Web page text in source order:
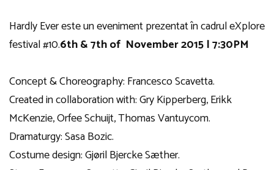
Hardly Ever este un eveniment prezentat în cadrul eXplore
festival #10.6th & 7th of November 2015 | 7:30PM
Concept & Choreography: Francesco Scavetta.
Created in collaboration with: Gry Kipperberg, Erikk
McKenzie, Orfee Schuijt, Thomas Vantuycom.
Dramaturgy: Sasa Bozic.
Costume design: Gjøril Bjercke Sæther.